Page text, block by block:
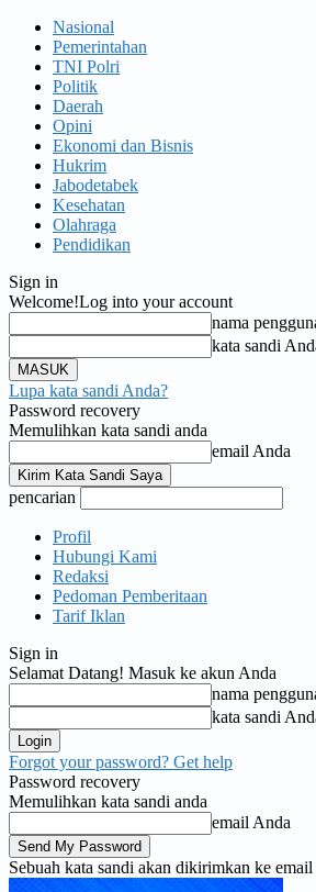
Nasional
Pemerintahan
TNI Polri
Politik
Daerah
Opini
Ekonomi dan Bisnis
Hukrim
Jabodetabek
Kesehatan
Olahraga
Pendidikan
Sign in
Welcome!Log into your account
nama
kata sandi
Lupa kata sandi Anda?
Password recovery
Memulihkan kata sandi anda
email Anda
pencarian
Profil
Hubungi Kami
Redaksi
Pedoman Pemberitaan
Tarif Iklan
Sign in
Selamat Datang! Masuk ke akun Anda
nama
kata sandi
Forgot your password? Get help
Password recovery
Memulihkan kata sandi anda
email Anda
Sebuah kata sandi akan dikirimkan ke